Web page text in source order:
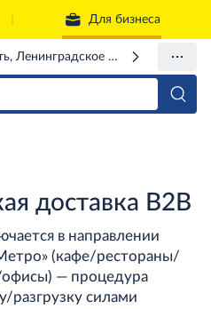
Для бизнеса
Ленинградское ш., 71Г
доставка B2B
в направлении
(кафе/рестораны/
— процедура
разгрузку силами